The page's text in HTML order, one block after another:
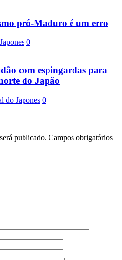
pró-Maduro é um erro
0
com espingardas para
do Japão
do Japones 0
publicado. Campos obrigatórios